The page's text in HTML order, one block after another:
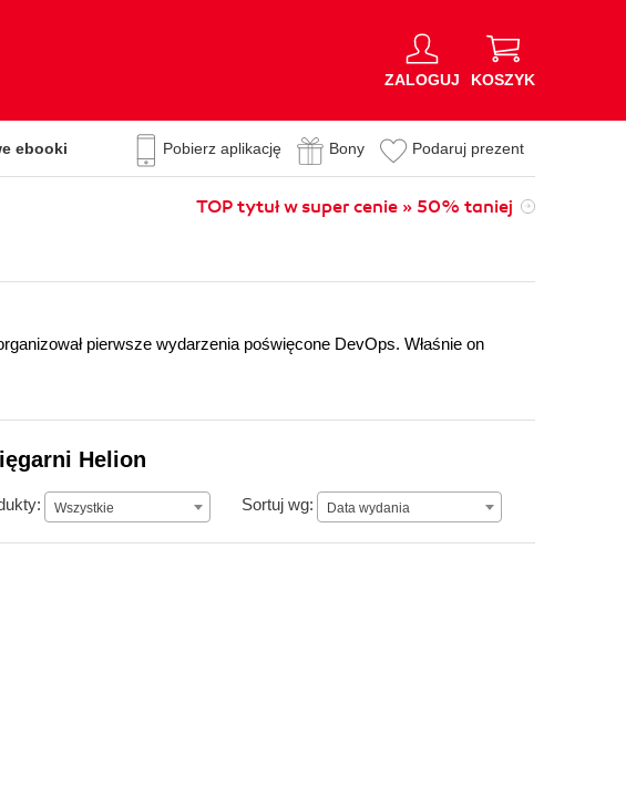
ZALOGUJ KOSZYK
ebooki Pobierz aplikację Bony Podaruj prezent
TOP tytuł w super cenie » 50% taniej
pierwsze wydarzenia poświęcone DevOps. Właśnie on
Helion
Wszystkie Sortuj wg: Data wydania
Data wydania